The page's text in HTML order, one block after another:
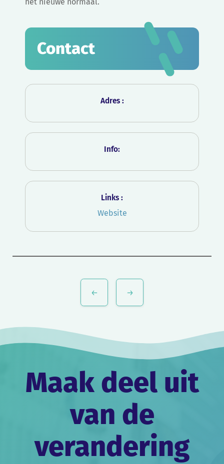
het nieuwe normaal.
Contact
Adres :
Info:
Links :
Website
Maak deel uit
van de
verandering